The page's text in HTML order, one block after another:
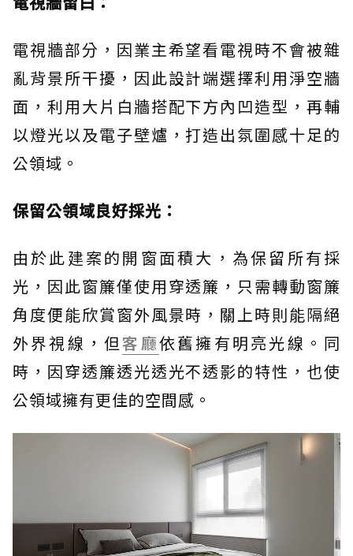
電視牆部分，因業主希望看電視時不會被雜
亂背景所干擾，因此設計端選擇利用淨空牆
面，利用大片白牆搭配下方內凹造型，再輔
以燈光以及電子壁爐，打造出氛圍感十足的
公領域。
保留公領域良好採光：
由於此建案的開窗面積大，為保留所有採
光，因此窗簾僅使用穿透簾，只需轉動窗簾
角度便能欣賞窗外風景時，關上時則能隔絕
外界視線，但客廳依舊擁有明亮光線。同
時，因穿透簾透光透光不透影的特性，也使
公領域擁有更佳的空間感。